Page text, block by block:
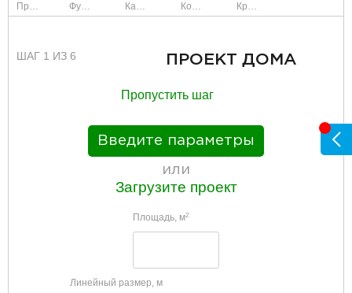
ШАГ 1 ИЗ 6 ПРОЕКТ ДОМА
Пропустить шаг
Введите параметры
или
Загрузите проект
Площадь, м2
Линейный размер, м